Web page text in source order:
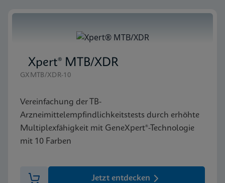
Xpert® MTB/XDR
GXMTB/XDR-10
Vereinfachung der TB-
Arzneimittelempfindlichkeitstests durch erhöhte
Multiplexfähigkeit mit GeneXpert®-Technologie
mit 10 Farben
Jetzt entdecken